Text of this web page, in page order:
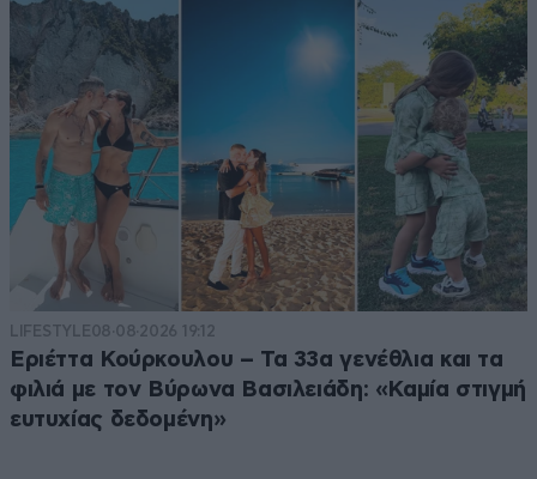
LIFESTYLE08·08·2026 19:12
Εριέττα Κούρκουλου – Τα 33α γενέθλια και τα
φιλιά με τον Βύρωνα Βασιλειάδη: «Καμία στιγμή
ευτυχίας δεδομένη»